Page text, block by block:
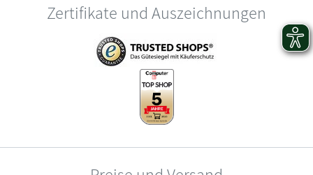
Zertifikate und Auszeichnungen